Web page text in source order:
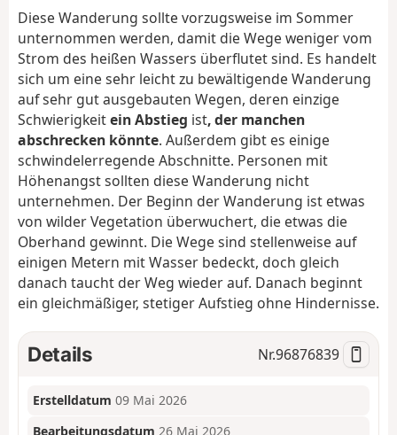
t
i
o
n
Diese Wanderung sollte vorzugsweise im Sommer
unternommen werden, damit die Wege weniger vom
Strom des heißen Wassers überflutet sind. Es handelt
sich um eine sehr leicht zu bewältigende Wanderung
auf sehr gut ausgebauten Wegen, deren einzige
Schwierigkeitein Abstieg ist, der manchen
abschrecken könnte. Außerdem gibt es einige
schwindelerregende Abschnitte. Personen mit
Höhenangst sollten diese Wanderung nicht
unternehmen. Der Beginn der Wanderung ist etwas
von wilder Vegetation überwuchert, die etwas die
Oberhand gewinnt. Die Wege sind stellenweise auf
einigen Metern mit Wasser bedeckt, doch gleich
danach taucht der Weg wieder auf. Danach beginnt
ein gleichmäßiger, stetiger Aufstieg ohne Hindernisse.
Details Nr.96876839
Erstelldatum 09 Mai 2026
Bearbeitungsdatum 26 Mai 2026